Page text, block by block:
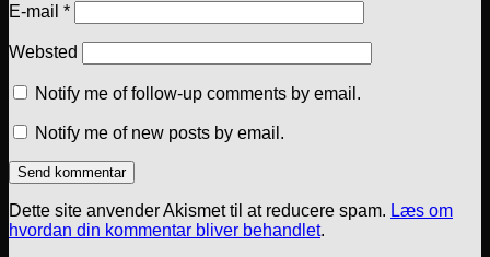
E-mail *
Websted
Notify me of follow-up comments by email.
Notify me of new posts by email.
Dette site anvender Akismet til at reducere spam. Læs om
hvordan din kommentar bliver behandlet.